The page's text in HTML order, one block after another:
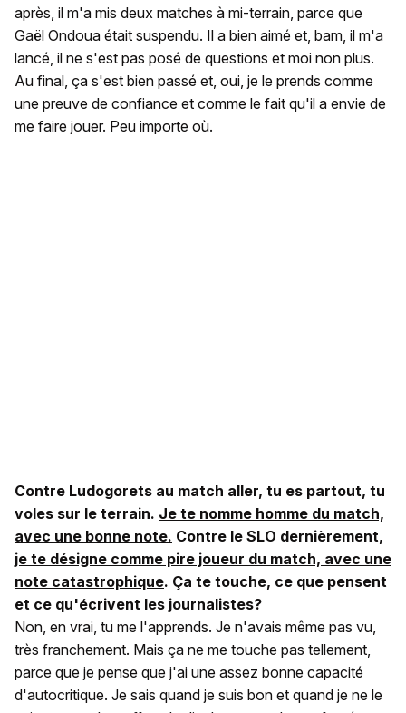
après, il m'a mis deux matches à mi-terrain, parce que
Gaël Ondoua était suspendu. Il a bien aimé et, bam, il m'a
lancé, il ne s'est pas posé de questions et moi non plus.
Au final, ça s'est bien passé et, oui, je le prends comme
une preuve de confiance et comme le fait qu'il a envie de
me faire jouer. Peu importe où.
Contre Ludogorets au match aller, tu es partout, tu
voles sur le terrain. Je te nomme homme du match,
avec une bonne note. Contre le SLO dernièrement,
je te désigne comme pire joueur du match, avec une
note catastrophique. Ça te touche, ce que pensent
et ce qu'écrivent les journalistes?
Non, en vrai, tu me l'apprends. Je n'avais même pas vu,
très franchement. Mais ça ne me touche pas tellement,
parce que je pense que j'ai une assez bonne capacité
d'autocritique. Je sais quand je suis bon et quand je ne le